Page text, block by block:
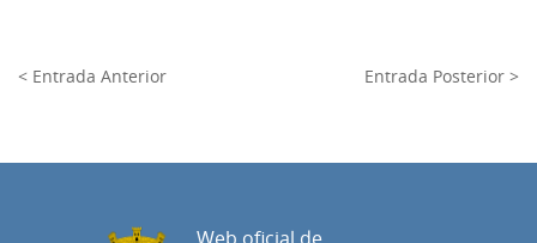
< Entrada Anterior Entrada Posterior >